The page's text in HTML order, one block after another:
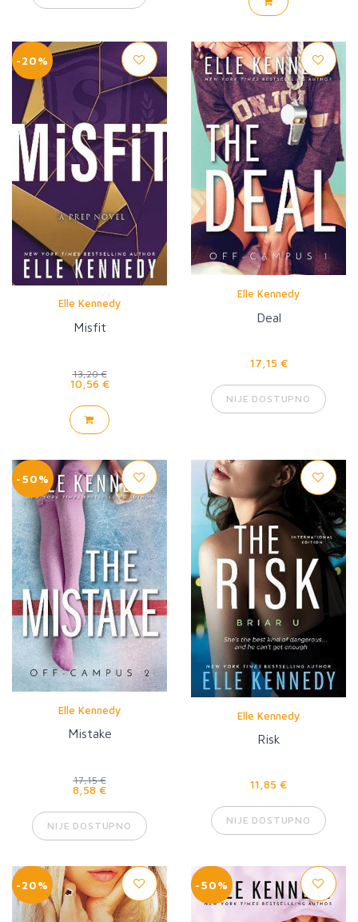
-20%
Elle Kennedy
Misfit
13,20 €
10,56 €
Elle Kennedy
Deal
17,15 €
NIJE DOSTUPNO
-50%
Elle Kennedy
Mistake
17,15 €
8,58 €
NIJE DOSTUPNO
Elle Kennedy
Risk
11,85 €
NIJE DOSTUPNO
-20% -50%